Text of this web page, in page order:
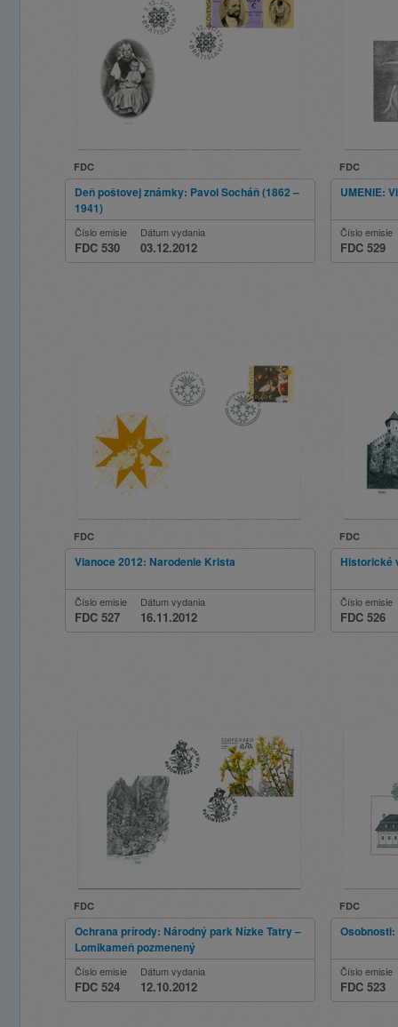
FDC
Deň poštovej známky: Pavol Socháň (1862 –
1941)
Číslo emisie
FDC 530
Dátum vydania
03.12.2012
FDC
UMENIE:
Číslo emisie
FDC 529
FDC
Vianoce 2012: Narodenie Krista
Číslo emisie
FDC 527
Dátum vydania
16.11.2012
FDC
Historické
Číslo emisie
FDC 526
FDC
Ochrana prírody: Národný park Nízke Tatry –
Lomikameň pozmenený
Číslo emisie
FDC 524
Dátum vydania
12.10.2012
FDC
Osobnosti:
Číslo emisie
FDC 523